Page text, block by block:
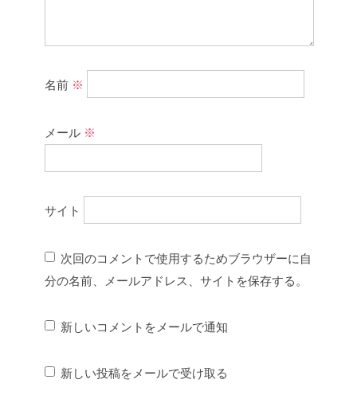
名前 ※
メール ※
サイト
次回のコメントで使用するためブラウザーに自
分の名前、メールアドレス、サイトを保存する。
新しいコメントをメールで通知
新しい投稿をメールで受け取る